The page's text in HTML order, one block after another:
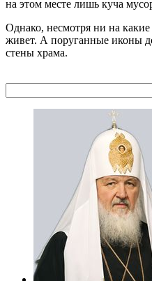
на этом месте лишь куча
Однако, несмотря ни на
живет. А поруганные иконы
стены храма.